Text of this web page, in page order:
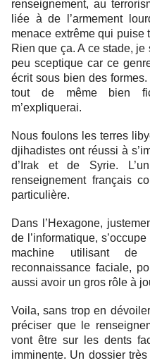
renseignement, au
liée à de l’armement
menace extrême qui puise
Rien que ça. A ce stade, je
peu sceptique car ce
écrit sous bien des
tout de même bien
m’expliquerai.
Nous foulons les terres
djihadistes ont réussi à
d’Irak et de Syrie.
renseignement français
particulière.
Dans l’Hexagone,
de l’informatique,
machine utilisant de
reconnaissance faciale,
aussi avoir un gros rôle à
Voila, sans trop en
préciser que le
vont être sur les dents
imminente. Un dossier